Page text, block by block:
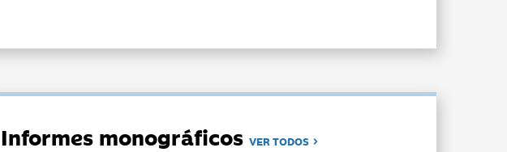
Informes monográficosVER TODOS